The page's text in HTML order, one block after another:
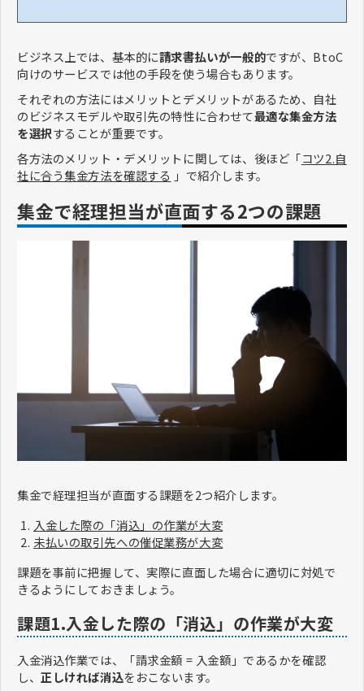
ビジネス上では、基本的に請求書払いが一般的ですが、BtoC
向けのサービスでは他の手段を使う場合もあります。
それぞれの方法にはメリットとデメリットがあるため、自社
のビジネスモデルや取引先の特性に合わせて最適な集金方法
を選択することが重要です。
各方法のメリット・デメリットに関しては、後ほど「コツ2.自
社に合う集金方法を確認する 」で紹介します。
集金で経理担当が直面する2つの課題
集金で経理担当が直面する課題を2つ紹介します。
入金した際の「消込」の作業が大変
未払いの取引先への催促業務が大変
課題を事前に把握して、実際に直面した場合に適切に対処で
きるようにしておきましょう。
課題1.入金した際の「消込」の作業が大変
入金消込作業では、「請求金額 = 入金額」であるかを確認
し、正しければ消込をおこないます。